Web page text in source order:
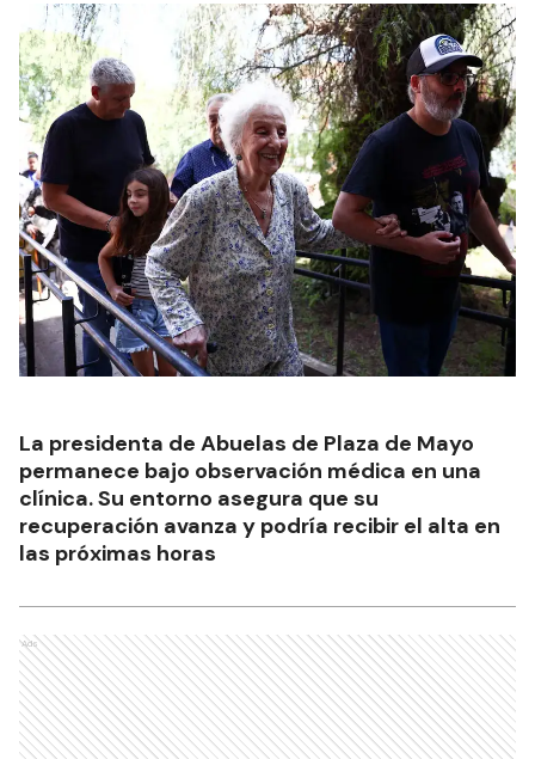
La presidenta de Abuelas de Plaza de Mayo
permanece bajo observación médica en una
clínica. Su entorno asegura que su
recuperación avanza y podría recibir el alta en
las próximas horas
Ads